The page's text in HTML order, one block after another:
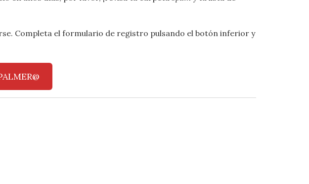
Completa el formulario de registro pulsando el botón inferior y